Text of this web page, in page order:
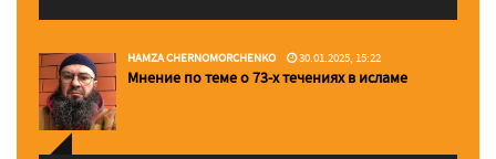
HAMZA CHERNOMORCHENKO 30.01.2025, 15:22
Мнение по теме о 73-х течениях в исламе